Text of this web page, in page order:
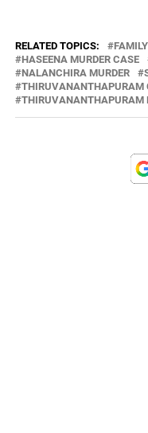
RELATED TOPICS:
HASEENA MURDER CASE
NALANCHIRA MURDER
THIRUVANANTHAPURAM
THIRUVANANTHAPURAM